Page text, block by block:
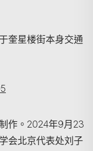
奎星楼街本身交通
作。2024年9月23
会北京代表处刘子